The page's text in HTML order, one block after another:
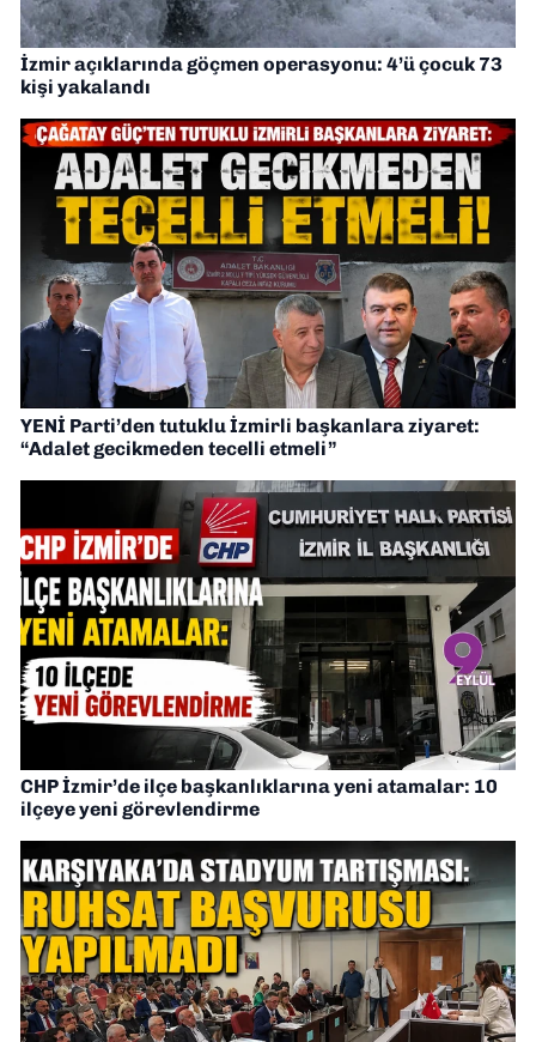
İzmir açıklarında göçmen operasyonu: 4’ü çocuk 73
kişi yakalandı
YENİ Parti’den tutuklu İzmirli başkanlara ziyaret:
“Adalet gecikmeden tecelli etmeli”
CHP İzmir’de ilçe başkanlıklarına yeni atamalar: 10
ilçeye yeni görevlendirme